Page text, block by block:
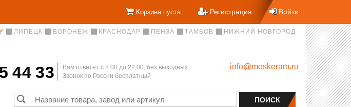
Корзина пуста Регистрация Войти
ЛИПЕЦК ВОРОНЕЖ КРАСНОДАР ПЕНЗА ТАМБОВ
НИЖНИЙ НОВГОРОД
44 33
Вам ответят c 8:00 до 22:00, без выходных
Звонок по России бесплатный
info@moskeram.ru